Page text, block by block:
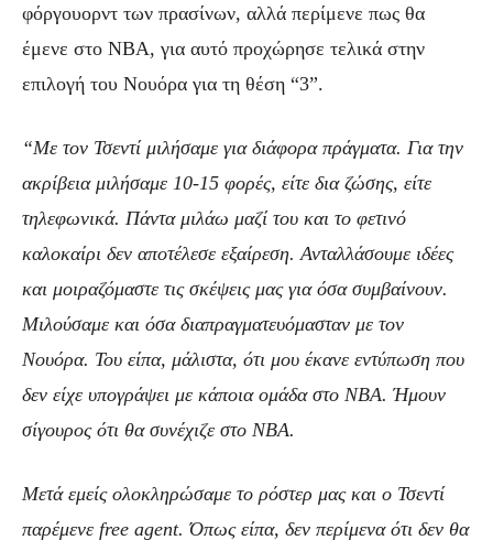
φόργουορντ των πρασίνων, αλλά περίμενε πως θα
έμενε στο NBA, για αυτό προχώρησε τελικά στην
επιλογή του Νουόρα για τη θέση “3”.
“Με τον Τσεντί μιλήσαμε για διάφορα πράγματα. Για την
ακρίβεια μιλήσαμε 10-15 φορές, είτε δια ζώσης, είτε
τηλεφωνικά. Πάντα μιλάω μαζί του και το φετινό
καλοκαίρι δεν αποτέλεσε εξαίρεση. Ανταλλάσουμε ιδέες
και μοιραζόμαστε τις σκέψεις μας για όσα συμβαίνουν.
Μιλούσαμε και όσα διαπραγματευόμασταν με τον
Νουόρα. Του είπα, μάλιστα, ότι μου έκανε εντύπωση που
δεν είχε υπογράψει με κάποια ομάδα στο NBA. Ήμουν
σίγουρος ότι θα συνέχιζε στο NBA.
Μετά εμείς ολοκληρώσαμε το ρόστερ μας και ο Τσεντί
παρέμενε free agent. Όπως είπα, δεν περίμενα ότι δεν θα